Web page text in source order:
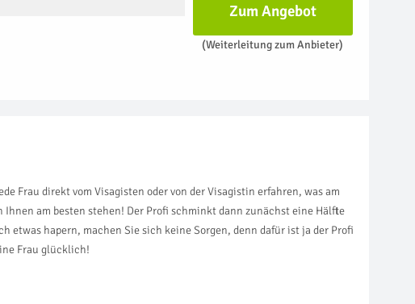
Zum Angebot
(Weiterleitung zum Anbieter)
Frau direkt vom Visagisten oder von der Visagistin erfahren, was am
am besten stehen! Der Profi schminkt dann zunächst eine Hälfte
etwas hapern, machen Sie sich keine Sorgen, denn dafür ist ja der Profi
Frau glücklich!